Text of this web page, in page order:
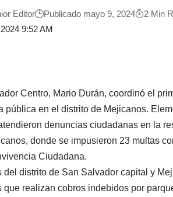
9:52 AM
Editor Publicado mayo 9, 2024 2 Min
Centro, Mario Durán, coordinó el
pública en el distrito de Mejicanos.
denuncias ciudadanas en la
donde se impusieron 23 multas
Ciudadana.
del distrito de San Salvador capital y
que realizan cobros indebidos por